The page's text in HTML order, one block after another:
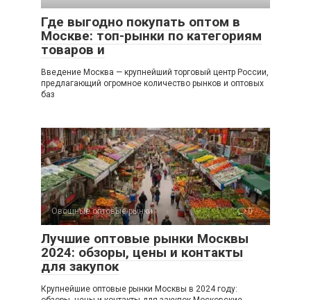
Где выгодно покупать оптом в
Москве: топ-рынки по категориям
товаров и
Введение Москва — крупнейший торговый центр России,
предлагающий огромное количество рынков и оптовых
баз
Овощные оптовые рынки 0
Лучшие оптовые рынки Москвы
2024: обзоры, цены и контакты
для закупок
Крупнейшие оптовые рынки Москвы в 2024 году: